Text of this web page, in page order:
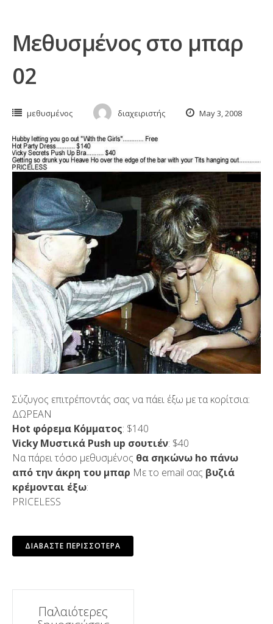
Μεθυσμένος στο μπαρ
02
μεθυσμένος διαχειριστής May 3, 2008
Σύζυγος επιτρέποντάς σας να πάει έξω με τα κορίτσια:
ΔΩΡΕΑΝ
Hot φόρεμα Κόμματος: $140
Vicky Μυστικά Push up σουτιέν: $40
Να πάρει τόσο μεθυσμένος θα σηκώνω ho πάνω
από την άκρη του μπαρ Με το email σας βυζιά
κρέμονται έξω:
PRICELESS
ΔΙΑΒΆΣΤΕ ΠΕΡΙΣΣΌΤΕΡΑ
Πλοήγηση
Παλαιότερες